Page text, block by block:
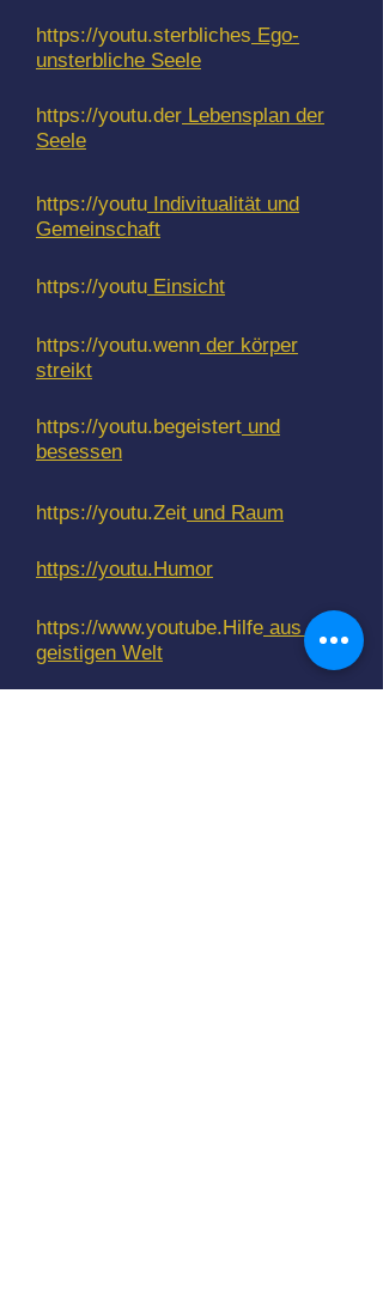
https://youtu.sterbliches Ego-
unsterbliche Seele
https://youtu.der Lebensplan der
Seele
https://youtu Indivitualität und
Gemeinschaft
https://youtu Einsicht
https://youtu.wenn der körper
streikt
https://youtu.begeistert und
besessen
https://youtu.Zeit und Raum
https://youtu.Humor
https://www.youtube.Hilfe aus der
geistigen Welt